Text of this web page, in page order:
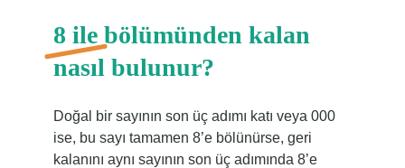
8 ile bölümünden kalan
nasıl bulunur?
Doğal bir sayının son üç adımı katı veya 000
ise, bu sayı tamamen 8’e bölünürse, geri
kalanını aynı sayının son üç adımında 8’e